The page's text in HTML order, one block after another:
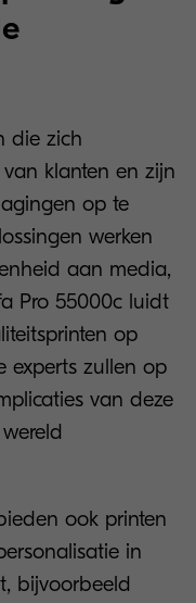
die zich
klanten en zijn
op te
werken
aan media,
Pro 55000c luidt
op
experts zullen op
van deze
ook printen
in
bijvoorbeeld